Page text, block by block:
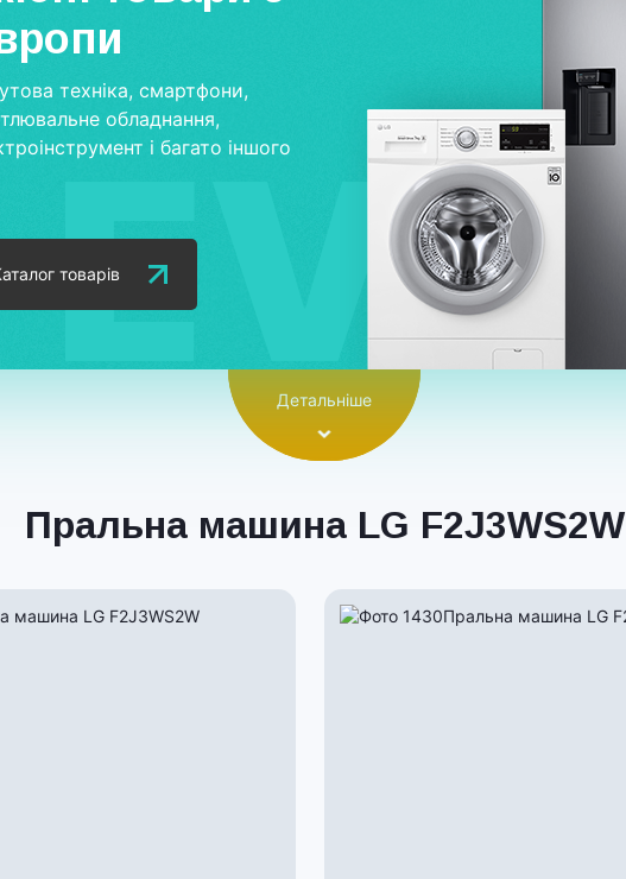
техніка, смартфони,
обладнання,
і багато іншого
товарів
Детальніше
Пральна машина LG F2J3WS2W